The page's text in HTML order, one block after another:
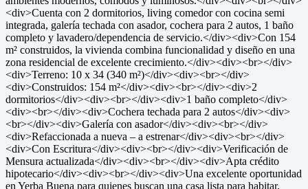
<div>Cuenta con 2 dormitorios, living comedor con cocina semi
integrada, galería techada con asador, cochera para 2 autos, 1 baño
completo y lavadero/dependencia de servicio.</div><div>Con 154
m² construidos, la vivienda combina funcionalidad y diseño en una
zona residencial de excelente crecimiento.</div><div><br></div>
<div>Terreno: 10 x 34 (340 m²)</div><div><br></div>
<div>Construidos: 154 m²</div><div><br></div><div>2
dormitorios</div><div><br></div><div>1 baño completo</div>
<div><br></div><div>Cochera techada para 2 autos</div><div>
<br></div><div>Galería con asador</div><div><br></div>
<div>Refaccionada a nueva – a estrenar</div><div><br></div>
<div>Con Escritura</div><div><br></div><div>Verificación de
Mensura actualizada</div><div><br></div><div>Apta crédito
hipotecario</div><div><br></div><div>Una excelente oportunidad
en Yerba Buena para quienes buscan una casa lista para habitar,